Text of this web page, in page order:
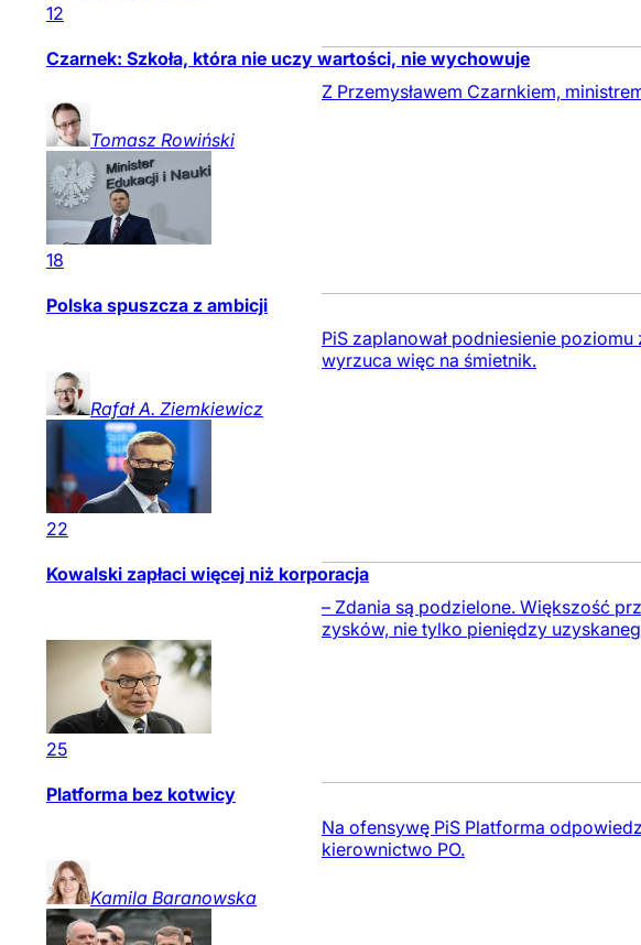
12
Czarnek: Szkoła, która nie uczy wartości, nie wychowuje
Z Przemysławem Czarnkiem,
Tomasz Rowiński
18
Polska spuszcza z ambicji
PiS zaplanował podniesienie
wyrzuca więc na śmietnik.
Rafał A. Ziemkiewicz
22
Kowalski zapłaci więcej niż korporacja
– Zdania są podzielone. Większość
zysków, nie tylko pieniędzy
25
Platforma bez kotwicy
Na ofensywę PiS Platforma
kierownictwo PO.
Kamila Baranowska